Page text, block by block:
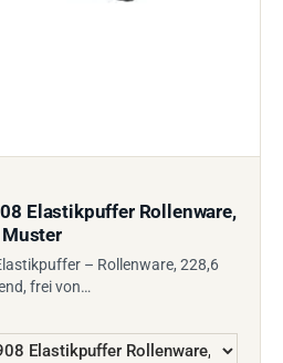
Elastikpuffer Rollenware,
– Rollenware, 228,6
frei von…